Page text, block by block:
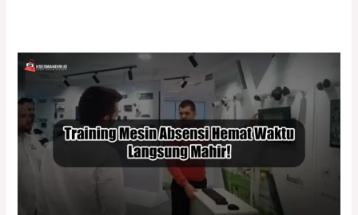
Training
Absensi
Hemat
Waktu,
Langsung